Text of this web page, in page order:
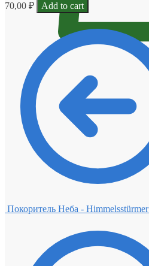
0
70,00 ₽ Add to cart
Покоритель Неба - Himmelsstürmer